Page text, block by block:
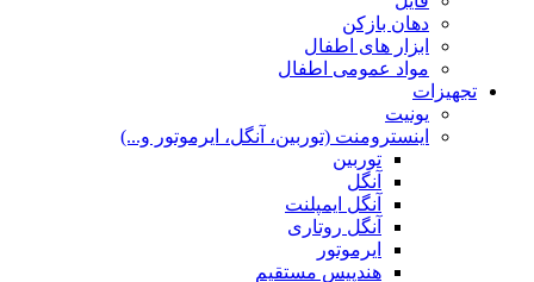
دهان بازکن
ابزار های اطفال
مواد عمومی اطفال
تجهیزات
یونیت
اینسترومنت (توربین، آنگل، ایرموتور و...)
توربین
آنگل
آنگل ایمپلنت
آنگل روتاری
ایرموتور
هندپیس مستقیم